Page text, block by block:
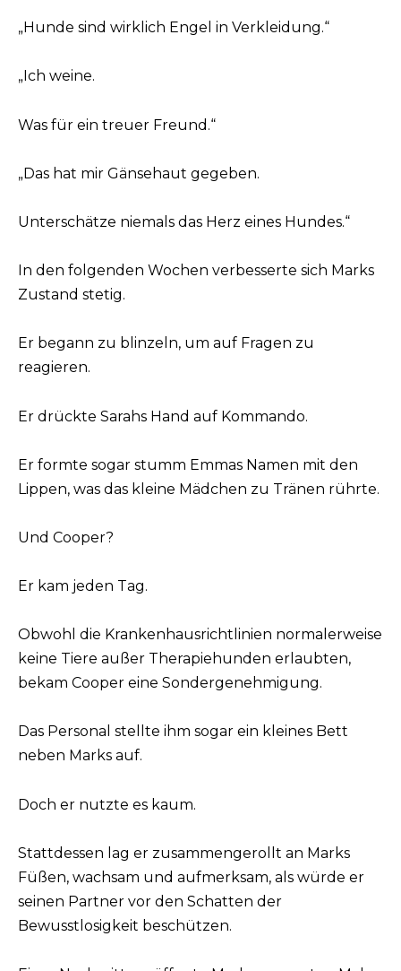
„Hunde sind wirklich Engel in Verkleidung.“
„Ich weine.
Was für ein treuer Freund.“
„Das hat mir Gänsehaut gegeben.
Unterschätze niemals das Herz eines Hundes.“
In den folgenden Wochen verbesserte sich Marks
Zustand stetig.
Er begann zu blinzeln, um auf Fragen zu
reagieren.
Er drückte Sarahs Hand auf Kommando.
Er formte sogar stumm Emmas Namen mit den
Lippen, was das kleine Mädchen zu Tränen rührte.
Und Cooper?
Er kam jeden Tag.
Obwohl die Krankenhausrichtlinien normalerweise
keine Tiere außer Therapiehunden erlaubten,
bekam Cooper eine Sondergenehmigung.
Das Personal stellte ihm sogar ein kleines Bett
neben Marks auf.
Doch er nutzte es kaum.
Stattdessen lag er zusammengerollt an Marks
Füßen, wachsam und aufmerksam, als würde er
seinen Partner vor den Schatten der
Bewusstlosigkeit beschützen.